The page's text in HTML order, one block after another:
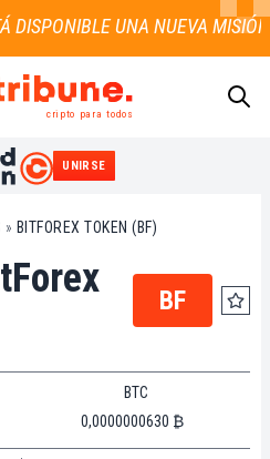
cripto para todos
UNIRSE
» BITFOREX TOKEN (BF)
BF
BTC
0,0000000630 ₿